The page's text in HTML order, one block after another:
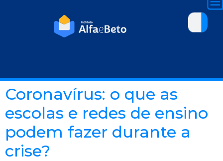
Coronavírus: o que as
escolas e redes de ensino
podem fazer durante a
crise?